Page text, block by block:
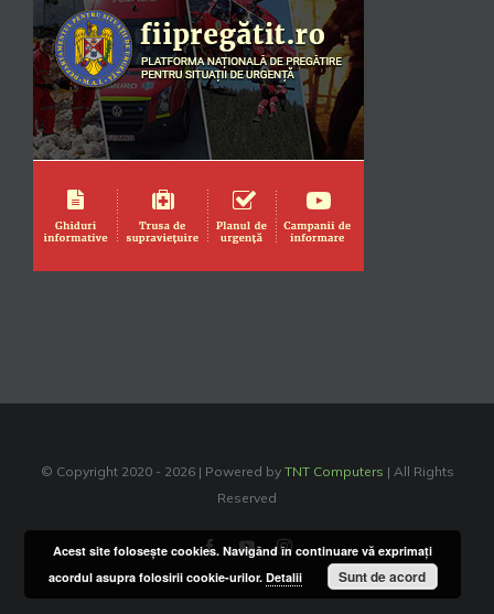
© Copyright 2020 - 2026 | Powered by TNT Computers | All Rights
Reserved
FacebookYouTubeInstagram
Acest site foloseşte cookies. Navigând în continuare vă exprimaţi
acordul asupra folosirii cookie-urilor. Detalii Sunt de acord